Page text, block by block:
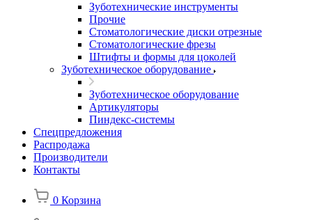
Зуботехнические инструменты
Прочие
Стоматологические диски отрезные
Стоматологические фрезы
Штифты и формы для цоколей
Зуботехническое оборудование
Зуботехническое оборудование
Артикуляторы
Пиндекс-системы
Спецпредложения
Распродажа
Производители
Контакты
0 Корзина